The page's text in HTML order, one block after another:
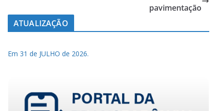
pavimentação
ATUALIZAÇÃO
Em 31 de JULHO de 2026.